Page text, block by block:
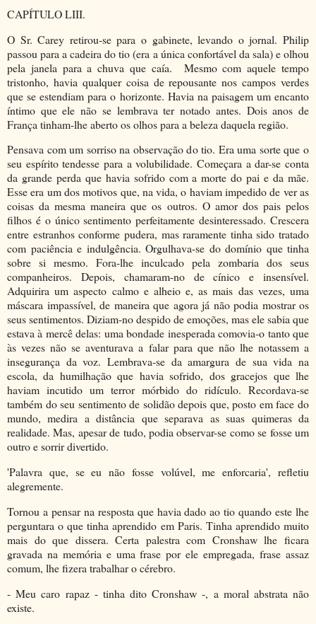
CAPÍTULO LIII.
O Sr. Carey retirou-se para o gabinete, levando o jornal. Philip
passou para a cadeira do tio (era a única confortável da sala) e olhou
pela janela para a chuva que caía. Mesmo com aquele tempo
tristonho, havia qualquer coisa de repousante nos campos verdes
que se estendiam para o horizonte. Havia na paisagem um encanto
íntimo que ele não se lembrava ter notado antes. Dois anos de
França tinham-lhe aberto os olhos para a beleza daquela região.
Pensava com um sorriso na observação do tio. Era uma sorte que o
seu espírito tendesse para a volubilidade. Começara a dar-se conta
da grande perda que havia sofrido com a morte do pai e da mãe.
Esse era um dos motivos que, na vida, o haviam impedido de ver as
coisas da mesma maneira que os outros. O amor dos pais pelos
filhos é o único sentimento perfeitamente desinteressado. Crescera
entre estranhos conforme pudera, mas raramente tinha sido tratado
com paciência e indulgência. Orgulhava-se do domínio que tinha
sobre si mesmo. Fora-lhe inculcado pela zombaria dos seus
companheiros. Depois, chamaram-no de cínico e insensível.
Adquirira um aspecto calmo e alheio e, as mais das vezes, uma
máscara impassível, de maneira que agora já não podia mostrar os
seus sentimentos. Diziam-no despido de emoções, mas ele sabia que
estava à mercê delas: uma bondade inesperada comovia-o tanto que
às vezes não se aventurava a falar para que não lhe notassem a
insegurança da voz. Lembrava-se da amargura de sua vida na
escola, da humilhação que havia sofrido, dos gracejos que lhe
haviam incutido um terror mórbido do ridículo. Recordava-se
também do seu sentimento de solidão depois que, posto em face do
mundo, medira a distância que separava as suas quimeras da
realidade. Mas, apesar de tudo, podia observar-se como se fosse um
outro e sorrir divertido.
'Palavra que, se eu não fosse volúvel, me enforcaria', refletiu
alegremente.
Tornou a pensar na resposta que havia dado ao tio quando este lhe
perguntara o que tinha aprendido em Paris. Tinha aprendido muito
mais do que dissera. Certa palestra com Cronshaw lhe ficara
gravada na memória e uma frase por ele empregada, frase assaz
comum, lhe fizera trabalhar o cérebro.
- Meu caro rapaz - tinha dito Cronshaw -, a moral abstrata não
existe.